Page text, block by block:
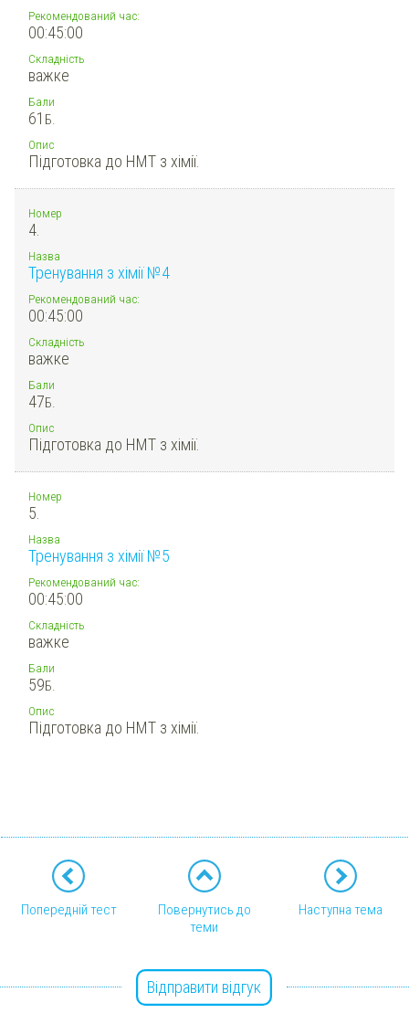
Рекомендований час:
00:45:00
Складність
важке
Бали
61 Б.
Опис
Підготовка до НМТ з хімії.
Номер
4.
Назва
Тренування з хімії №4
Рекомендований час:
00:45:00
Складність
важке
Бали
47Б.
Опис
Підготовка до НМТ з хімії.
Номер
5.
Назва
Тренування з хімії №5
Рекомендований час:
00:45:00
Складність
важке
Бали
59Б.
Опис
Підготовка до НМТ з хімії.
Попередній тест
Повернутись до
теми
Наступна тема
Відправити відгук